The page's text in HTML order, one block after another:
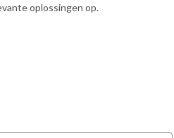
oplossingen op.